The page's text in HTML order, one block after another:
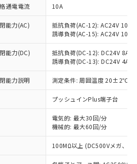
通電電流 10A
能力(AC)
抵抗負荷(AC-12): AC24V 10A/
誘導負荷(AC-15): AC24V
能力(DC)
抵抗負荷(DC-12): DC24V 8A/
誘導負荷(DC-13): DC24V 4A/
能力説明 測定条件: 周囲温度 20±2℃、
プッシュインPlus端子台
電気的: 最大30回/分
機械的: 最大60回/分
100MΩ以上 (DC500Vメガ、点
件
お読みいただき、同意のうえ
い。
スは、当社制御機器事業取扱
社在庫状況および標準価格
提供させていただくもので
機器事業取扱商品の中には、
スの対象外となる商品もある
EU RoHS指令（10物質）の
した製品が提供可能な商品で
RoHS指令（10物質）の非含
製品に切り替える予定のある
：EU RoHS指令（10物質）の
応の商品で、対応品を出す予
EU RoHS指令（10物質）の
状況を調査中または確認中の
イセンス料など無形物で、有
関係のない商品です。
により、非含有部品として
含有品と判明した場合などや
質材料含有率が中国RoHSの
あることを示します。
質材料含有率が中国RoHSの
ていることを示します。
これら貴社製品のうち、外国